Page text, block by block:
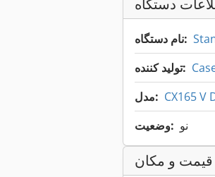
دستگاه
نام دستگاه:
تولید کننده:
مدل: CX165 V
وضعیت: نو
قیمت و مکان